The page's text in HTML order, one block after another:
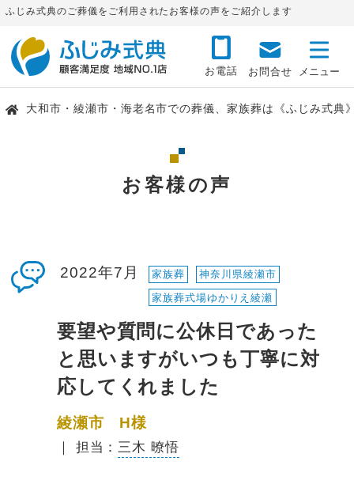
ふじみ式典のご葬儀をご利用されたお客様の声をご紹介します
お電話 お問合せ
大和市・綾瀬市・海老名市での葬儀、家族葬は《ふじみ式典
お客様の声
2022年7月 家族葬
神奈川県綾瀬市
家族葬式場ゆかりえ綾瀬
要望や質問に公休日であった
と思いますがいつも丁寧に対
応してくれました
綾瀬市 H様
｜ 担当：三木 暸悟